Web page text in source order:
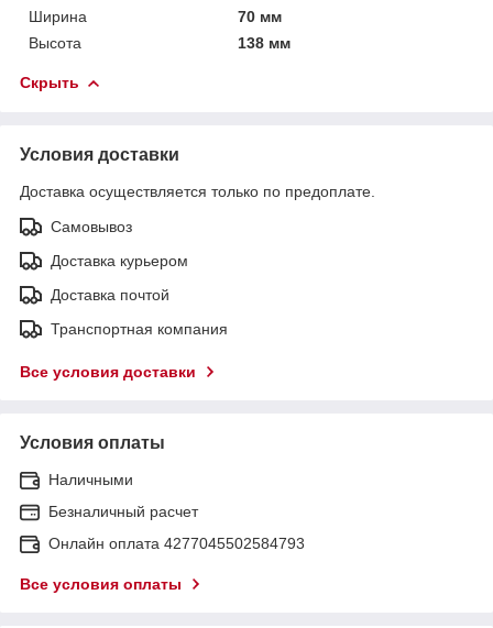
Ширина
70 мм
Высота
138 мм
Скрыть
Условия доставки
Доставка осуществляется только по предоплате.
Самовывоз
Доставка курьером
Доставка почтой
Транспортная компания
Все условия доставки
Условия оплаты
Наличными
Безналичный расчет
Онлайн оплата 4277045502584793
Все условия оплаты